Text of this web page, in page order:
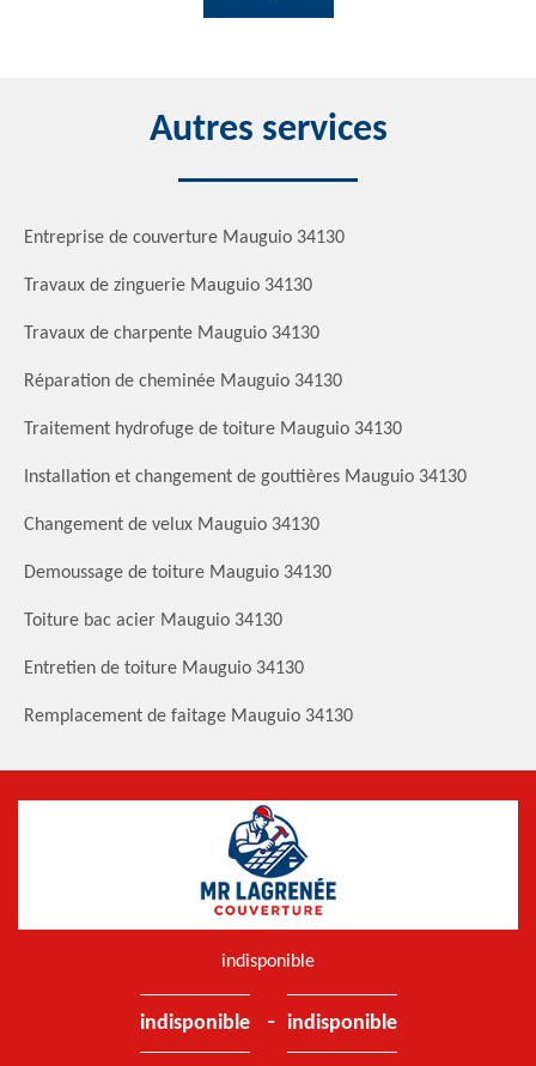
Autres services
Entreprise de couverture Mauguio 34130
Travaux de zinguerie Mauguio 34130
Travaux de charpente Mauguio 34130
Réparation de cheminée Mauguio 34130
Traitement hydrofuge de toiture Mauguio 34130
Installation et changement de gouttières Mauguio 34130
Changement de velux Mauguio 34130
Demoussage de toiture Mauguio 34130
Toiture bac acier Mauguio 34130
Entretien de toiture Mauguio 34130
Remplacement de faitage Mauguio 34130
indisponible
indisponible - indisponible